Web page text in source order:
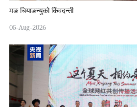
मङ चियाङन्युको किंवदन्ती
05-Aug-2026